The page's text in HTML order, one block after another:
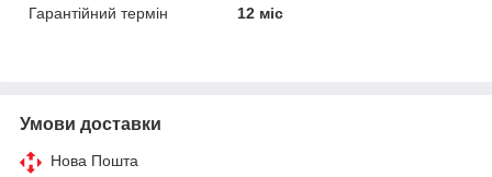
Гарантійний термін
12 міс
Умови доставки
Нова Пошта